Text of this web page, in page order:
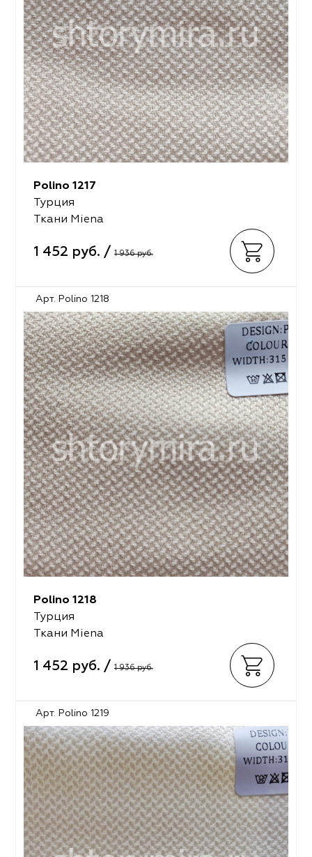
Polino 1217
Турция
Ткани Miena
1 452 руб. / 1 936 руб.
Арт. Polino 1218
Polino 1218
Турция
Ткани Miena
1 452 руб. / 1 936 руб.
Арт. Polino 1219